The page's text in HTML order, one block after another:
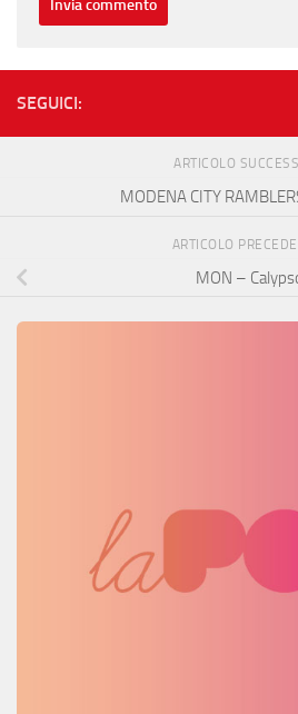
SEGUICI:
ARTICOLO
MODENA CITY
ARTICOLO
MON –